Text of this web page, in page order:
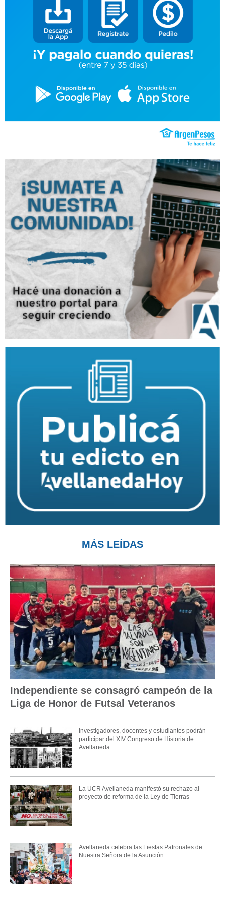
MÁS LEÍDAS
Independiente se consagró campeón de la
Liga de Honor de Futsal Veteranos
Investigadores, docentes y estudiantes podrán
participar del XIV Congreso de Historia de
Avellaneda
La UCR Avellaneda manifestó su rechazo al
proyecto de reforma de la Ley de Tierras
Avellaneda celebra las Fiestas Patronales de
Nuestra Señora de la Asunción